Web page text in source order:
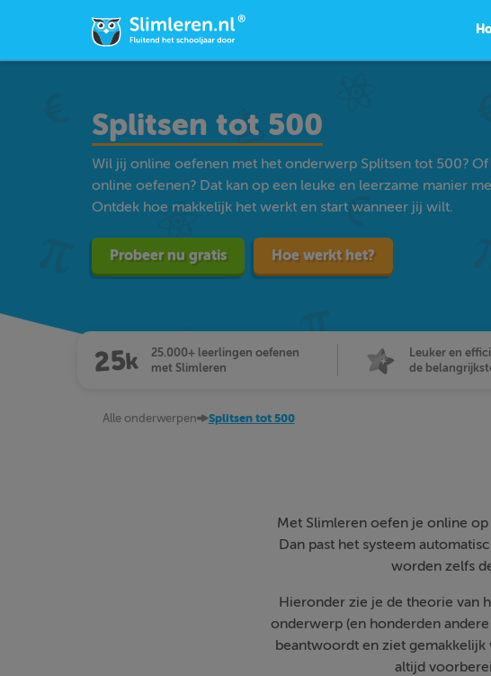
Splitsen tot 500
Wil jij online oefenen met het onderwerp Splitsen tot 500?
online oefenen? Dat kan op een leuke en leerzame manier
Ontdek hoe makkelijk het werkt en start wanneer jij wilt.
Probeer nu gratis Hoe werkt het?
25.000+ leerlingen oefenen
met Slimleren
Leuker en
de
Alle onderwerpen Splitsen tot 500
Met Slimleren oefen je online
Dan past het systeem
worden zelfs
Hieronder zie je de theorie van
onderwerp (en honderden
beantwoordt en ziet
altijd